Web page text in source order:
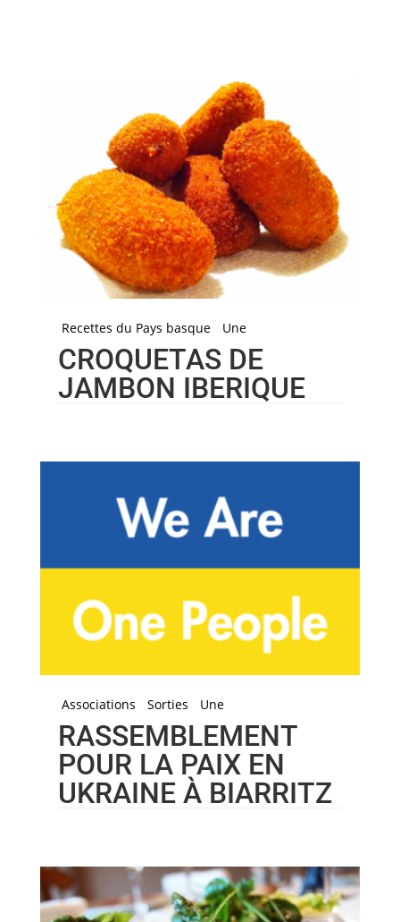
Recettes du Pays basque Une
CROQUETAS DE
JAMBON IBERIQUE
Associations Sorties Une
RASSEMBLEMENT
POUR LA PAIX EN
UKRAINE À BIARRITZ